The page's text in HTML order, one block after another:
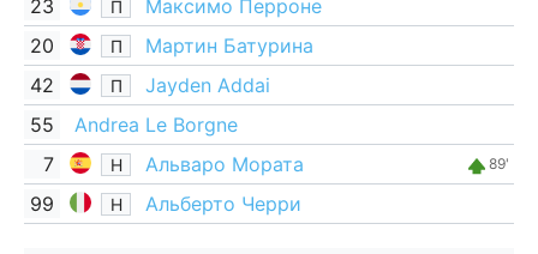
23 П
Максимо Перроне
20
П
Мартин Батурина
42
П
Jayden Addai
55
Andrea Le Borgne
7
Н Альваро Мората 89'
99 Н Альберто Черри